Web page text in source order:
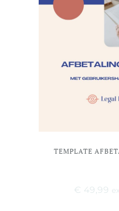
TEMPLATE
€ 49,99